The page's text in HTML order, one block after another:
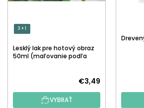
3 + 1
Lesklý lak pre hotový obraz
50ml (maľovanie podľa
€3,49
VYBRAŤ